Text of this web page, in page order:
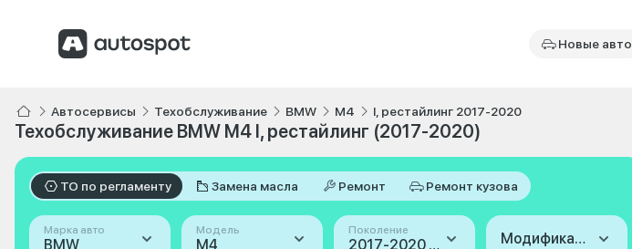
Новые авто
Автосервисы Техобслуживание BMW M4 I, рестайлинг 2017-2020
Техобслуживание BMW M4 I, рестайлинг (2017-2020)
ТО по регламенту Замена масла Ремонт Ремонт кузова
Марка авто
BMW
Модель
M4
Поколение
2017-2020 (I, рестайлинг) Модификация